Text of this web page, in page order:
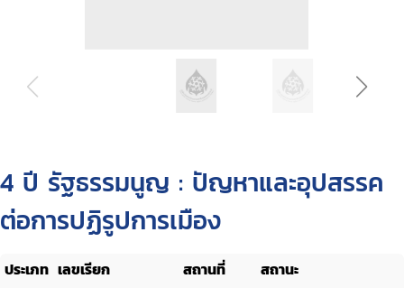
4 ปี รัฐธรรมนูญ : ปัญหาและอุปสรรค
ต่อการปฏิรูปการเมือง
ประเภท เลขเรียก สถานที่
สถานะ